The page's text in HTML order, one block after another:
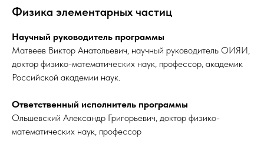
Физика элементарных частиц
Научный руководитель программы
Матвеев Виктор Анатольевич, научный руководитель ОИЯИ,
доктор физико-математических наук, профессор, академик
Российской академии наук.
Ответственный исполнитель программы
Ольшевский Александр Григорьевич, доктор физико-
математических наук, профессор